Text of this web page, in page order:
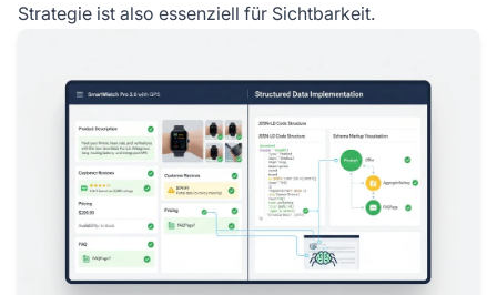
Strategie ist also essenziell für Sichtbarkeit.